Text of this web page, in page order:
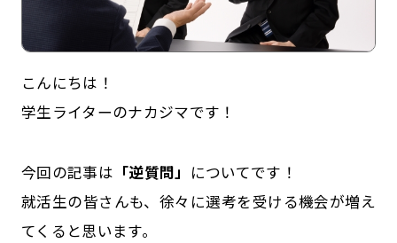
インタツアー活用法
LINE登録
お問い合わせ
プライバシーポリシー
こんにちは！
学生ライターのナカジマです！
今回の記事は 「逆質問」 についてです！
就活生の皆さんも、徐々に選考を受ける機会が増え
てくると思います。